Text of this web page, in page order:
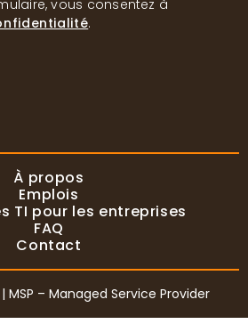
vous consentez à
.
À propos
Emplois
TI pour les entreprises
FAQ
Contact
MSP – Managed Service Provider